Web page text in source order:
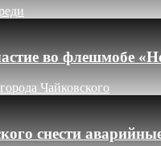
во флешмобе
Чайковского
снести